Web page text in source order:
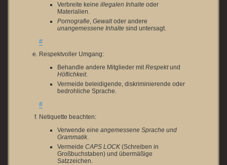
Verbreite keine illegalen Inhalte oder
Materialien.
Pornografie Gewaltoder andere
unangemessene Inhalte sind untersagt.
#
Respektvoller Umgang:
Behandle andere Mitglieder mit Respektund
Höflichkeit.
Vermeide beleidigende, diskriminierende oder
bedrohliche Sprache.
#
Netiquette beachten:
Verwende eine angemessene Sprache und
Grammatik
Vermeide CAPS LOCK (Schreiben in
Großbuchstaben) und übermäßige
Satzzeichen.